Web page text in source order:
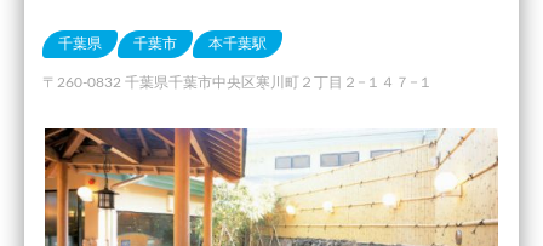
千葉県 千葉市 本千葉駅
〒260-0832 千葉県千葉市中央区寒川町２丁目２−１４７−１